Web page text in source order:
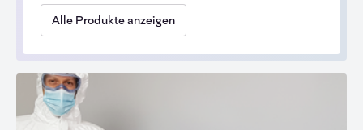
Alle Produkte anzeigen